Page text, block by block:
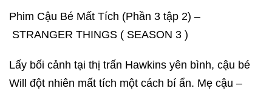
Phim Cậu Bé Mất Tích (Phần 3 tập 2) –
STRANGER THINGS ( SEASON 3 )
Lấy bối cảnh tại thị trấn Hawkins yên bình, cậu bé
Will đột nhiên mất tích một cách bí ẩn. Mẹ cậu –